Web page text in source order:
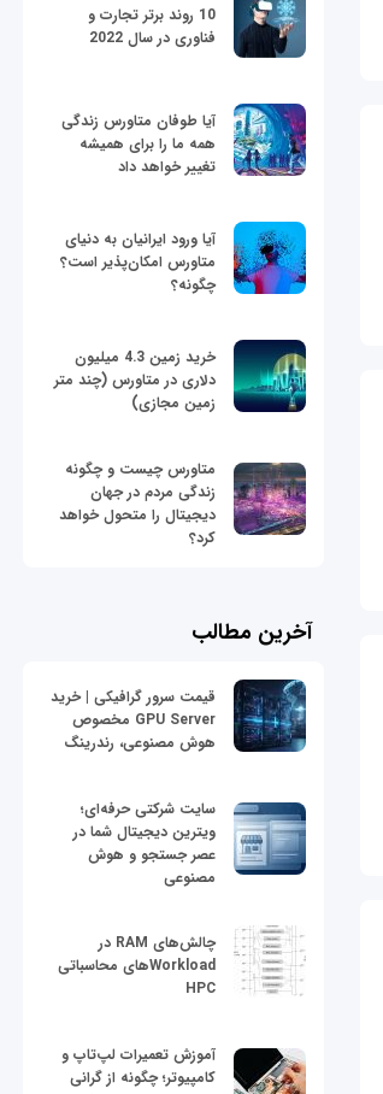
10 روند برتر تجارت و
فناوری در سال 2022
آیا طوفان متاورس زندگی
همه ما را برای همیشه
تغییر خواهد داد
آیا ورود ایرانیان به دنیای
متاورس امکان‌پذیر است؟
چگونه؟
خرید زمین 4.3 میلیون
دلاری در متاورس (چند متر
زمین مجازی)
متاورس چیست و چگونه
زندگی مردم در جهان
دیجیتال را متحول خواهد
کرد؟
آخرین مطالب
قیمت سرور گرافیکی | خرید
GPU Server مخصوص
هوش مصنوعی، رندرینگ
سایت شرکتی حرفه‌ای؛
ویترین دیجیتال شما در
عصر جستجو و هوش
مصنوعی
چالش‌های RAM در
Workloadهای محاسباتی
HPC
آموزش تعمیرات لپ‌تاپ و
کامپیوتر؛ چگونه از گرانی